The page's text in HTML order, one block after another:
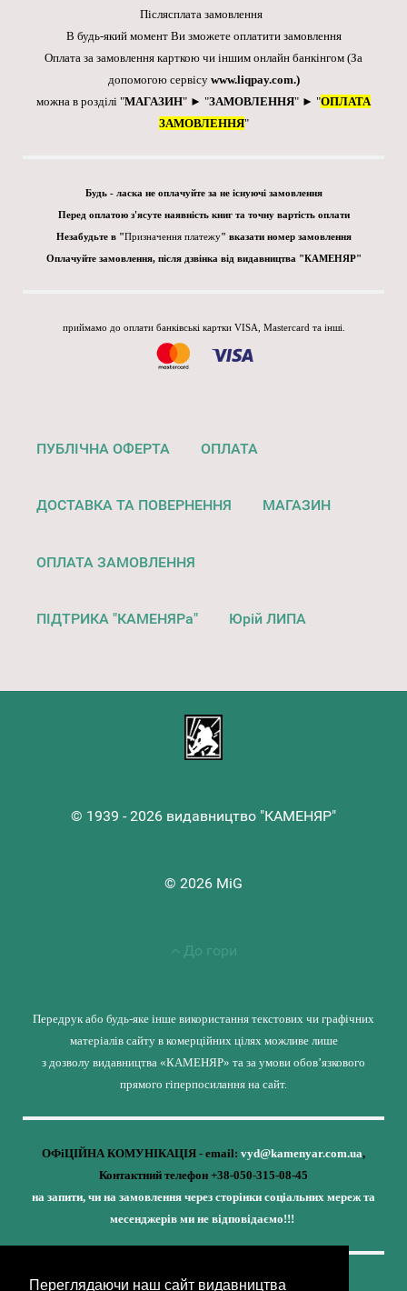
Переглядаючи наш сайт видавництва
Післясплата замовлення
В будь-який момент Ви зможете оплатити замовлення
Оплата за замовлення карткою чи іншим онлайн банкінгом (За
допомогою сервісу www.liqpay.com.)
можна в розділі "МАГАЗИН" ► "ЗАМОВЛЕННЯ" ► "ОПЛАТА
ЗАМОВЛЕННЯ"
Будь - ласка не оплачуйте за не існуючі замовлення
Перед оплатою з'ясуте наявність книг та точну вартість оплати
Незабудьте в "Призначення платежу" вказати номер замовлення
Оплачуйте замовлення, після дзвінка від видавництва "КАМЕНЯР"
приймамо до оплати банківські картки VISA, Mastercard та інші.
ПУБЛІЧНА ОФЕРТА ОПЛАТА
ДОСТАВКА ТА ПОВЕРНЕННЯ МАГАЗИН
ОПЛАТА ЗАМОВЛЕННЯ
ПІДТРИКА "КАМЕНЯРа" Юрій ЛИПА
© 1939 - 2026 видавництво "КАМЕНЯР"
© 2026 MiG
До гори
Передрук або будь-яке інше використання текстових чи графічних
матеріалів сайту в комерційних цілях можливе лише
з дозволу видавництва «КАМЕНЯР» та за умови обов’язкового
прямого гіперпосилання на сайт.
ОФіЦІЙНА КОМУНІКАЦІЯ - email: vyd@kamenyar.com.ua,
Контактний телефон +38-050-315-08-45
на запити, чи на замовлення через сторінки соціальних мереж та
месенджерів ми не відповідаємо!!!
Кожне наше видання - це внесок у спротив,